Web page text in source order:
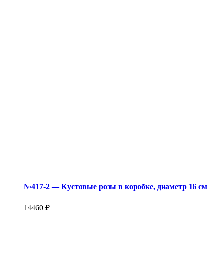
№417-2 — Кустовые розы в коробке, диаметр 16 см
14460 ₽